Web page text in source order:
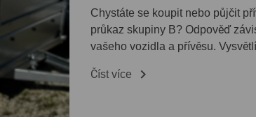
Chystáte se koupit nebo půjčit
průkaz skupiny B? Odpověď
vašeho vozidla a přívěsu.
Číst více 